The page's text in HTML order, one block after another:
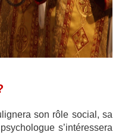
son rôle social, sa
s’intéressera